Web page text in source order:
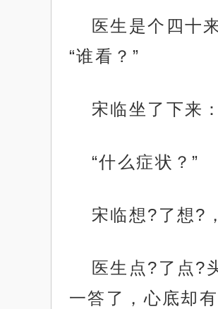
医生是个四十
“谁看？”
宋临坐了下来
“什么症状？”
宋临想?了想?
医生点?了点?
一答了，心底却